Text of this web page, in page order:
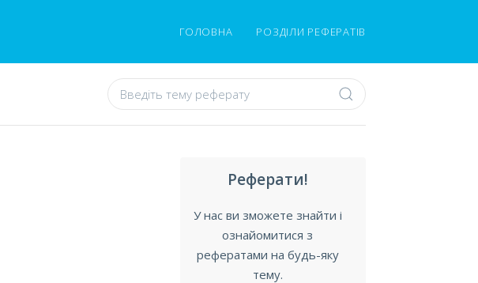
ГОЛОВНА РОЗДІЛИ РЕФЕРАТІВ
Реферати!
У нас ви зможете знайти і
ознайомитися з
рефератами на будь-яку
тему.